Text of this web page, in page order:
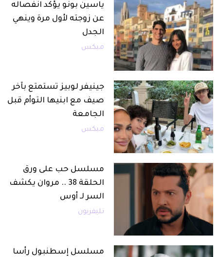
ياسين بونو يؤكد انفصاله
عن زوجته لأول مرة وينهي
الجدل
ميكس
جينيفر لوبيز تستمتع بآخر
صيف مع ابنيها التوأم قبل
الجامعة
ميكس
مسلسل حب على ورق
الحلقة 38 .. مروان يكشف
السر لـ أوس
تليفزيون
مسلسل إسطنبول رأسا